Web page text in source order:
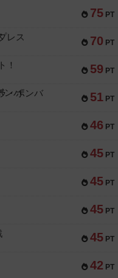
75 PT
70 PT
レス
59 PT
！
51 PT
・ボンバ
46 PT
45 PT
45 PT
45 PT
45 PT
42 PT